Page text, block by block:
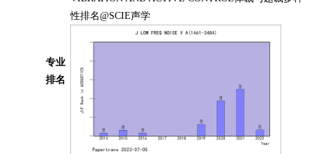
专业
排名
性排名@SCIE声学